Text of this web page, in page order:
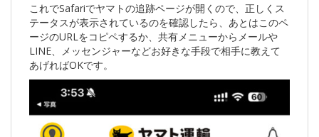
これでSafariでヤマトの追跡ページが開くので、正しくス
テータスが表示されているのを確認したら、あとはこのペ
ージのURLをコピペするか、共有メニューからメールや
LINE、メッセンジャーなどお好きな手段で相手に教えて
あげればOKです。